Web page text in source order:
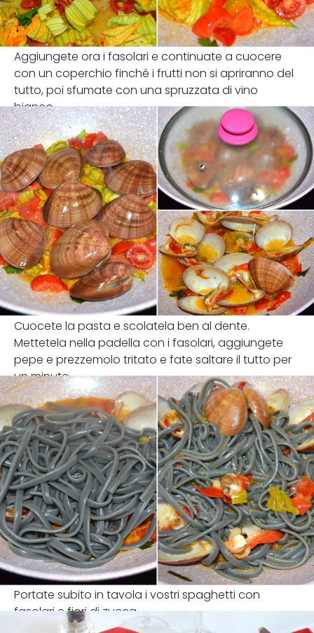
Aggiungete ora i fasolari e continuate a cuocere
con un coperchio finché i frutti non si apriranno del
tutto, poi sfumate con una spruzzata di vino
bianco.
Cuocete la pasta e scolatela ben al dente.
Mettetela nella padella con i fasolari, aggiungete
pepe e prezzemolo tritato e fate saltare il tutto per
un minuto.
Portate subito in tavola i vostri spaghetti con
fasolari e fiori di zucca.